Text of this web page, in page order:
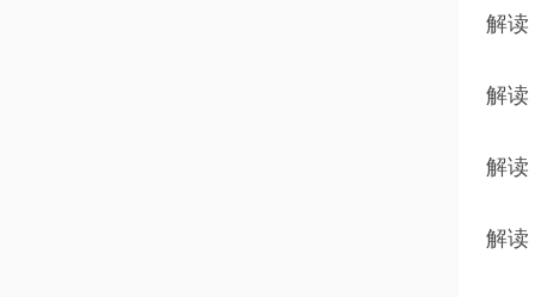
解读
解读
解读
解读